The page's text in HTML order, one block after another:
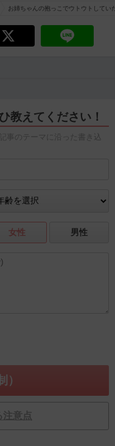
お姉ちゃんの抱っこでウトウトして
教えてください！
事のテーマに沿った書き込
女性 男性
注意点